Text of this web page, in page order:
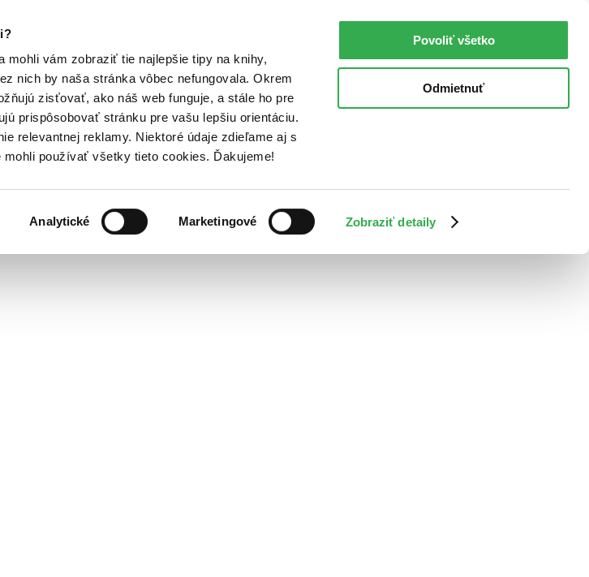
mohli vám zobraziť tie najlepšie tipy na knihy,
nich by naša stránka vôbec nefungovala. Okrem
zisťovať, ako náš web funguje, a stále ho pre
prispôsobovať stránku pre vašu lepšiu orientáciu.
relevantnej reklamy. Niektoré údaje zdieľame aj s
používať všetky tieto cookies. Ďakujeme!
Analytické Marketingové Zobraziť detaily
Povoliť všetko
Odmietnuť